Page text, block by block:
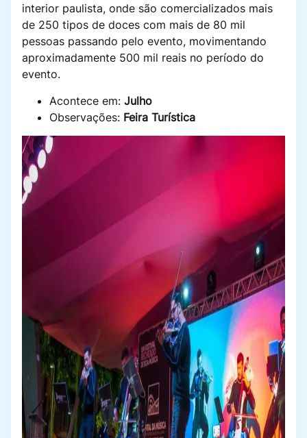
interior paulista, onde são comercializados mais
de 250 tipos de doces com mais de 80 mil
pessoas passando pelo evento, movimentando
aproximadamente 500 mil reais no período do
evento.
Acontece em: Julho
Observações: Feira Turística